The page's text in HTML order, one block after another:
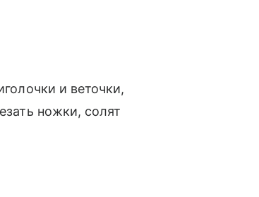
и веточки,
ножки, солят